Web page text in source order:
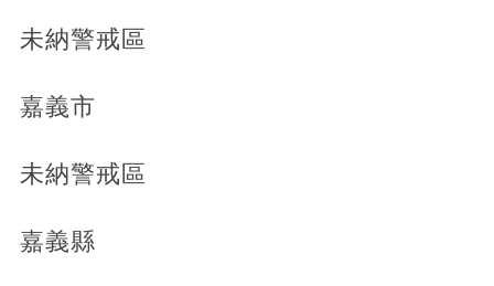
未納警戒區
嘉義市
未納警戒區
嘉義縣